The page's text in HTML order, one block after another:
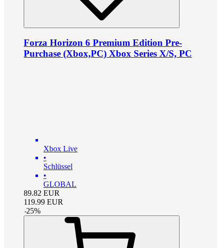
Forza Horizon 6 Premium Edition Pre-
Purchase (Xbox,PC) Xbox Series X/S, PC
Xbox Live
•
Schlüssel
•
GLOBAL
89.82 EUR
119.99 EUR
-25%